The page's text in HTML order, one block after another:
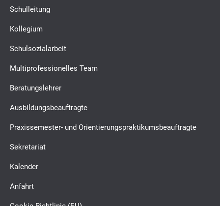
Schulleitung
Kollegium
Schulsozialarbeit
Multiprofessionelles Team
Beratungslehrer
Ausbildungsbeauftragte
Praxissemester- und Orientierungspraktikumsbeauftragte
Sekretariat
Kalender
Anfahrt